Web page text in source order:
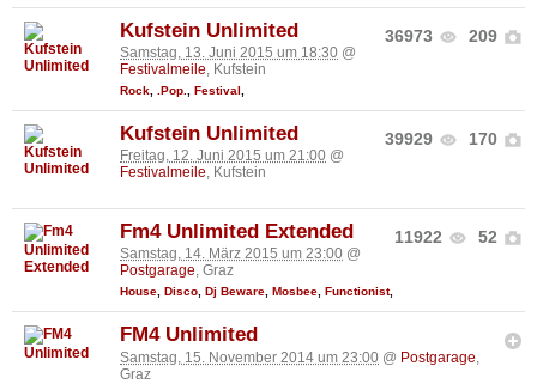
36973 209
Kufstein Unlimited
Samstag, 13. Juni 2015 um 18:30 @
Festivalmeile, Kufstein
Rock .Pop. Festival
39929 170
Kufstein Unlimited
Freitag, 12. Juni 2015 um 21:00 @
Festivalmeile, Kufstein
11922 52
Fm4 Unlimited Extended
Samstag, 14. März 2015 um 23:00 @
Postgarage, Graz
House, Disco, Dj Beware, Mosbee, Functionist,
FM4 Unlimited
Samstag, 15. November 2014 um 23:00 @ Postgarage
Graz